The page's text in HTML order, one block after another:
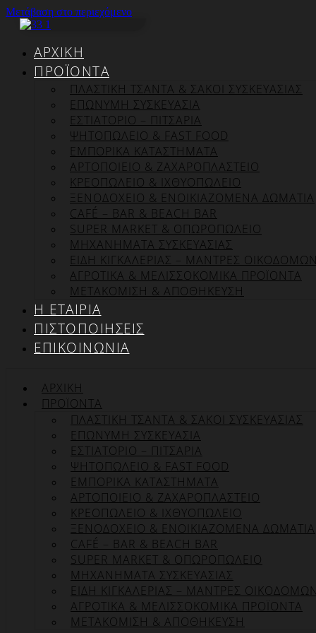
Μετάβαση στο περιεχόμενο
ΑΡΧΙΚΉ
ΠΡΟΪΌΝΤΑ
ΠΛΑΣΤΙΚΗ ΤΣΑΝΤΑ & ΣΑΚΟΙ ΣΥΣΚΕΥΑΣΙΑΣ
ΕΠΏΝΥΜΗ ΣΥΣΚΕΥΑΣΊΑ
ΕΣΤΙΑΤΟΡΙΟ – ΠΙΤΣΑΡΙΑ
ΨΗΤΟΠΩΛΕΙΟ & FAST FOOD
ΕΜΠΟΡΙΚΑ ΚΑΤΑΣΤΗΜΑΤΑ
ΑΡΤΟΠΟΙΕΙΟ & ΖΑΧΑΡΟΠΛΑΣΤΕΙΟ
ΚΡΕΟΠΩΛΕΙΟ & ΙΧΘΥΟΠΩΛΕΙΟ
ΞΕΝΟΔΟΧΕΙΟ & ΕΝΟΙΚΙΑΖΟΜΕΝΑ ΔΩΜΑΤΙΑ
CAFÉ – BAR & BEACH BAR
SUPER MARKET & ΟΠΩΡΟΠΩΛΕΙΟ
ΜΗΧΑΝΗΜΑΤΑ ΣΥΣΚΕΥΑΣΙΑΣ
ΕΙΔΗ ΚΙΓΚΑΛΕΡΙΑΣ – ΜΑΝΤΡΕΣ
ΑΓΡΟΤΙΚΑ & ΜΕΛΙΣΣΟΚΟΜΙΚΑ ΠΡΟΪΟΝΤΑ
ΜΕΤΑΚΟΜΙΣΗ & ΑΠΟΘΗΚΕΥΣΗ
Η ΕΤΑΙΡΊΑ
ΠΙΣΤΟΠΟΙΉΣΕΙΣ
ΕΠΙΚΟΙΝΩΝΊΑ
ΑΡΧΙΚΉ
ΠΡΟΪΌΝΤΑ
ΠΛΑΣΤΙΚΗ ΤΣΑΝΤΑ & ΣΑΚΟΙ ΣΥΣΚΕΥΑΣΙΑΣ
ΕΠΏΝΥΜΗ ΣΥΣΚΕΥΑΣΊΑ
ΕΣΤΙΑΤΟΡΙΟ – ΠΙΤΣΑΡΙΑ
ΨΗΤΟΠΩΛΕΙΟ & FAST FOOD
ΕΜΠΟΡΙΚΑ ΚΑΤΑΣΤΗΜΑΤΑ
ΑΡΤΟΠΟΙΕΙΟ & ΖΑΧΑΡΟΠΛΑΣΤΕΙΟ
ΚΡΕΟΠΩΛΕΙΟ & ΙΧΘΥΟΠΩΛΕΙΟ
ΞΕΝΟΔΟΧΕΙΟ & ΕΝΟΙΚΙΑΖΟΜΕΝΑ ΔΩΜΑΤΙΑ
CAFÉ – BAR & BEACH BAR
SUPER MARKET & ΟΠΩΡΟΠΩΛΕΙΟ
ΜΗΧΑΝΗΜΑΤΑ ΣΥΣΚΕΥΑΣΙΑΣ
ΕΙΔΗ ΚΙΓΚΑΛΕΡΙΑΣ – ΜΑΝΤΡΕΣ
ΑΓΡΟΤΙΚΑ & ΜΕΛΙΣΣΟΚΟΜΙΚΑ ΠΡΟΪΟΝΤΑ
ΜΕΤΑΚΟΜΙΣΗ & ΑΠΟΘΗΚΕΥΣΗ